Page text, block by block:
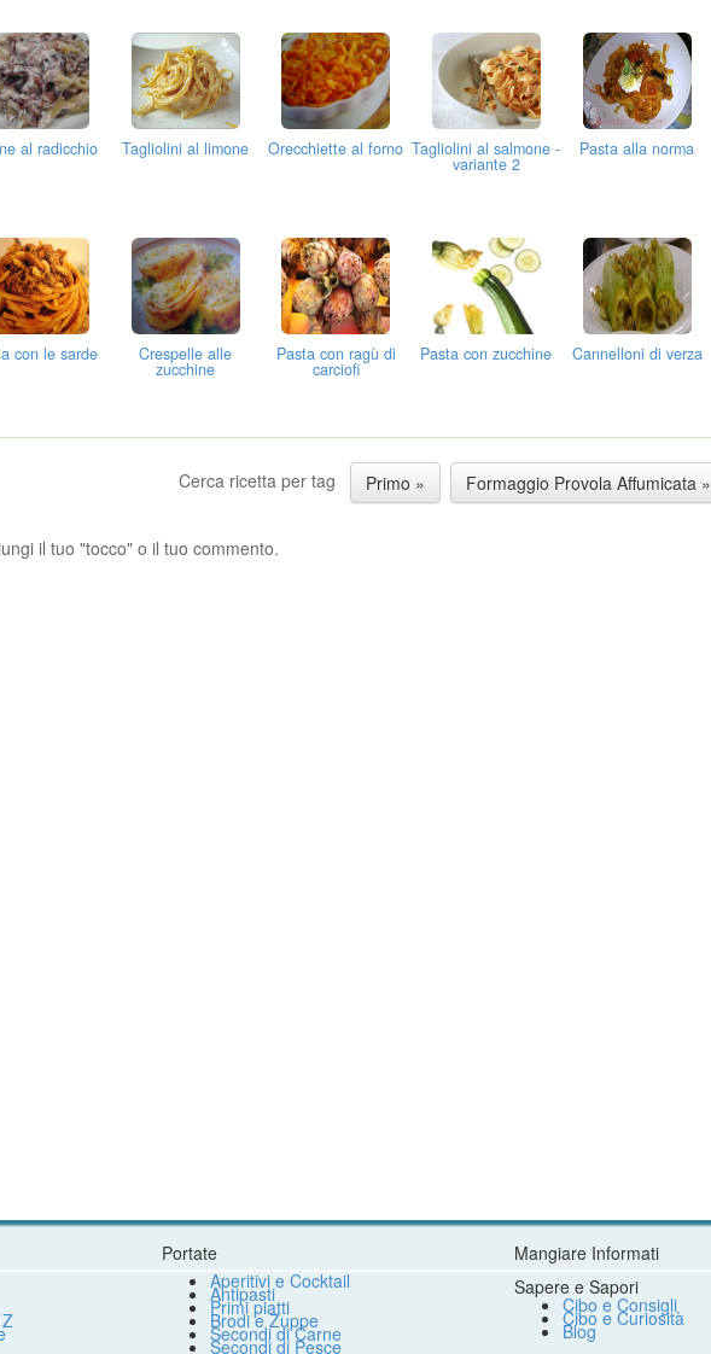
al radicchio Tagliolini al limone Orecchiette al forno Tagliolini al salmone -
variante 2
Pasta alla norma
con le sarde Crespelle alle
zucchine
Pasta con ragù di
carciofi
Pasta con zucchine Cannelloni di verza
Cerca ricetta per tag Primo » Formaggio Provola Affumicata »
il tuo "tocco" o il tuo commento.
Portate
Aperitivi e Cocktail
Antipasti
Primi piatti
Brodi e Zuppe
Secondi di Carne
Secondi di Pesce
Mangiare Informati
Sapere e Sapori
Cibo e Consigli
Cibo e Curiosità
Blog